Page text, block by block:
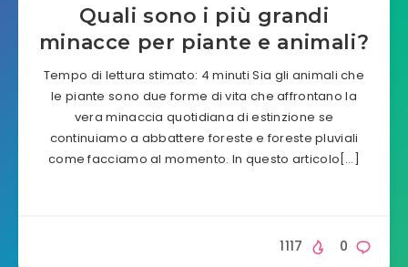
Quali sono i più grandi
minacce per piante e animali?
Tempo di lettura stimato: 4 minuti Sia gli animali che
le piante sono due forme di vita che affrontano la
vera minaccia quotidiana di estinzione se
continuiamo a abbattere foreste e foreste pluviali
come facciamo al momento. In questo articolo[…]
0
1117